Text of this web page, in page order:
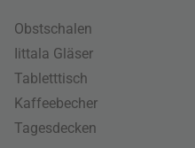
Obstschalen
Iittala Gläser
Tabletttisch
Kaffeebecher
Tagesdecken